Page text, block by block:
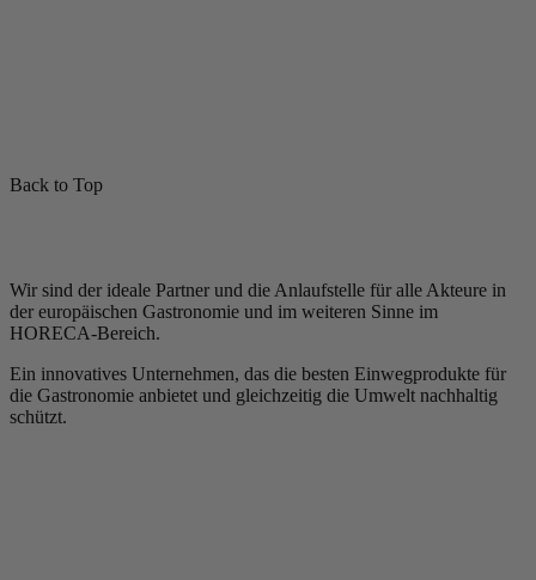
Back to Top
Wir sind der ideale Partner und die Anlaufstelle für alle Akteure in
der europäischen Gastronomie und im weiteren Sinne im
HORECA-Bereich.
Ein innovatives Unternehmen, das die besten Einwegprodukte für
die Gastronomie anbietet und gleichzeitig die Umwelt nachhaltig
schützt.